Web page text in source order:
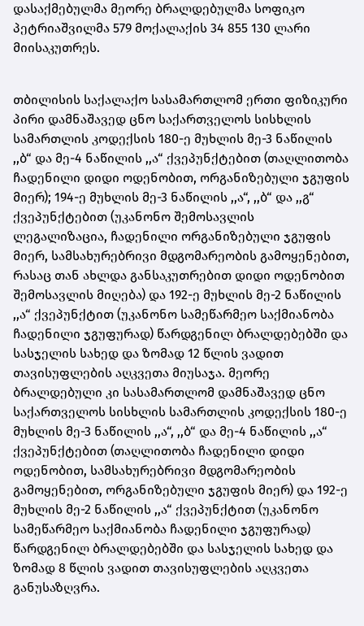
დასაქმებულმა მეორე ბრალდებულმა სოფიკო
პეტრიაშვილმა 579 მოქალაქის 34 855 130 ლარი
მიისაკუთრეს.
თბილისის საქალაქო სასამართლომ ერთი ფიზიკური
პირი დამნაშავედ ცნო საქართველოს სისხლის
სამართლის კოდექსის 180-ე მუხლის მე-3 ნაწილის
,,ბ“ და მე-4 ნაწილის ,,ა“ ქვეპუნქტებით (თაღლითობა
ჩადენილი დიდი ოდენობით, ორგანიზებული ჯგუფის
მიერ); 194-ე მუხლის მე-3 ნაწილის ,,ა“, ,,ბ“ და ,,გ“
ქვეპუნქტებით (უკანონო შემოსავლის
ლეგალიზაცია, ჩადენილი ორგანიზებული ჯგუფის
მიერ, სამსახურებრივი მდგომარეობის გამოყენებით,
რასაც თან ახლდა განსაკუთრებით დიდი ოდენობით
შემოსავლის მიღება) და 192-ე მუხლის მე-2 ნაწილის
,,ა“ ქვეპუნქტით (უკანონო სამეწარმეო საქმიანობა
ჩადენილი ჯგუფურად) წარდგენილ ბრალდებებში და
სასჯელის სახედ და ზომად 12 წლის ვადით
თავისუფლების აღკვეთა მიუსაჯა. მეორე
ბრალდებული კი სასამართლომ დამნაშავედ ცნო
საქართველოს სისხლის სამართლის კოდექსის 180-ე
მუხლის მე-3 ნაწილის ,,ა“, ,,ბ“ და მე-4 ნაწილის ,,ა“
ქვეპუნქტებით (თაღლითობა ჩადენილი დიდი
ოდენობით, სამსახურებრივი მდგომარეობის
გამოყენებით, ორგანიზებული ჯგუფის მიერ) და 192-ე
მუხლის მე-2 ნაწილის ,,ა“ ქვეპუნქტით (უკანონო
სამეწარმეო საქმიანობა ჩადენილი ჯგუფურად)
წარდგენილ ბრალდებებში და სასჯელის სახედ და
ზომად 8 წლის ვადით თავისუფლების აღკვეთა
განუსაზღვრა.